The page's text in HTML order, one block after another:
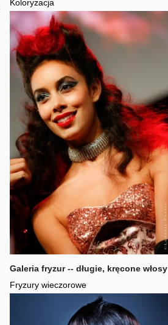
Koloryzacja
Galeria fryzur -- długie, kręcone włosy
Fryzury wieczorowe